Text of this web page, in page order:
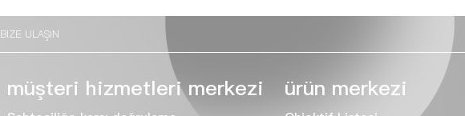
BIZE ULAŞIN
müşteri hizmetleri merkezi ürün merkezi